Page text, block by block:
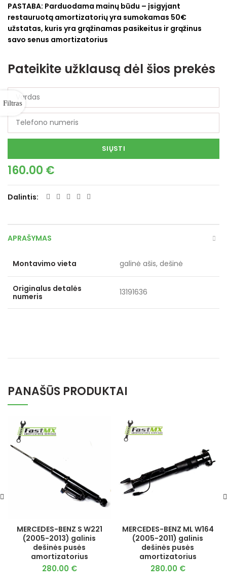
PASTABA: Parduodama mainų būdu – įsigyjant
restauruotą amortizatorių yra sumokamas 50€
užstatas, kuris yra grąžinamas pasikeitus ir grąžinus
savo senus amortizatorius
Pateikite užklausą dėl šios prekės
SIŲSTI
160.00 €
Dalintis
APRAŠYMAS
Montavimo vieta galinė ašis, dešinė
Originalus detalės
numeris
13191636
PANAŠŪS PRODUKTAI
MERCEDES-BENZ S W221
(2005-2013) galinis
dešinės pusės
amortizatorius
280.00 €
MERCEDES-BENZ ML W164
(2005-2011) galinis
dešinės pusės
amortizatorius
280.00 €